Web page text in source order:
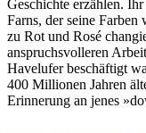
Geschichte erzählen.
Farns, der seine
zu Rot und Rosé
anspruchsvolleren
Havelufer beschäftigt
400 Millionen Jahren
Erinnerung an jenes